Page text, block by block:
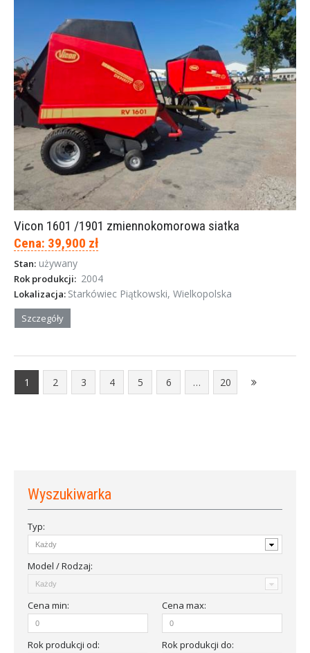
Vicon 1601 /1901 zmiennokomorowa siatka
Cena: 39,900 zł
Stan: używany
Rok produkcji: 2004
Lokalizacja: Starkówiec Piątkowski, Wielkopolska
Szczegóły
1 2 3 4 5 6 … 20
Wyszukiwarka
Typ:
Model / Rodzaj:
Cena min: Cena max:
Rok produkcji od: Rok produkcji do: